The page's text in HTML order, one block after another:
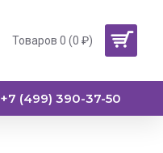
Товаров 0 (0 ₽)
+7 (499) 390-37-50